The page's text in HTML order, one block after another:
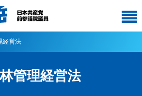
経営法
管理経営法